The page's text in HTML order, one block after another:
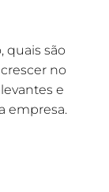
quais são
no
e
empresa.